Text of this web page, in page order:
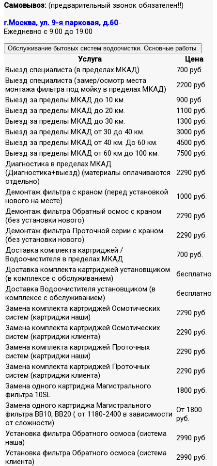
Самовывоз: (предварительный звонок обязателен!!)
г.Москва, ул. 9-я парковая, д.60-
Ежедневно с 9.00 до 19.00
Обслуживание бытовых систем водоочистки. Основные работы.
Услуга
Цена
Выезд специалиста (в пределах МКАД)
700 руб.
Выезд специалиста (замер/осмотр места
монтажа фильтра под мойку в пределах МКАД)
2200 руб.
Выезд за пределы МКАД до 10 км.
900 руб.
Выезд за пределы МКАД до 20 км.
1100 руб.
Выезд за пределы МКАД до 30 км.
1300 руб.
Выезд за пределы МКАД от 30 до 40 км.
3000 руб.
Выезд за пределы МКАД от 40 км. До 60 км.
4500 руб.
Выезд за пределы МКАД от 60 км до 100 км.
7500 руб.
Диагностика в пределах МКАД
(Диагностика+выезд) (материалы оплачиваются
отдельно)
2290 руб.
Демонтаж фильтра с краном (перед установкой
нового на месте)
1000 руб.
Демонтаж фильтра Обратный осмос с краном
(без установки нового)
2290 руб.
Демонтаж фильтра Проточной серии с краном
(без установки нового)
2290 руб.
Доставка комплекта картриджей /
Водоочистителя в пределах МКАД
700 руб.
Доставка комплекта картриджей установщиком
(в комплексе с обслуживанием)
бесплатно
Доставка Водоочистителя установщиком (в
комплексе с обслуживанием)
бесплатно
Замена комплекта картриджей Осмотических
систем (картриджи наши)
2290 руб.
Замена комплекта картриджей Осмотических
систем (картриджи клиента)
2290 руб.
Замена комплекта картриджей Проточных
систем (картриджи наши)
2290 руб.
Замена комплекта картриджей Проточных
систем (картриджи клиента)
2290 руб.
Замена одного картриджа Магистрального
фильтра 10SL
1800 руб.
Замена одного картриджа Магистрального
фильтра ВВ10, ВВ20 ( от 1180-2400 в зависимости
от сложности)
От 1800
руб.
Установка фильтра Обратного осмоса (система
наша)
2990 руб.
Установка фильтра Обратного осмоса (система
клиента)
2990 руб.